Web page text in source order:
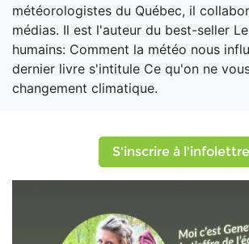
météorologistes du Québec, il
médias. Il est l'auteur du best-seller
humains: Comment la météo nous
dernier livre s'intitule Ce qu'on ne
changement climatique.
S'inscrire à l'infolettre